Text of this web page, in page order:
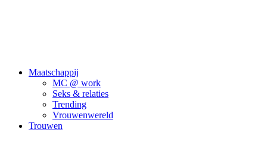
Maatschappij
MC @ work
Seks & relaties
Trending
Vrouwenwereld
Trouwen